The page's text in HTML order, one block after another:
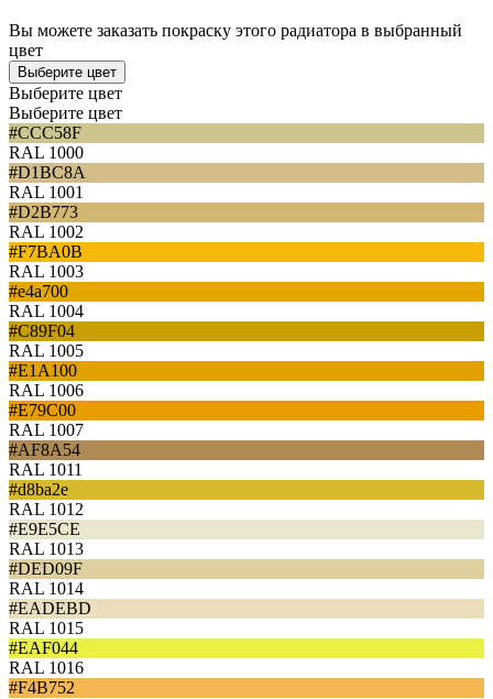
Вы можете заказать покраску этого радиатора в выбранный
цвет
Выберите цвет
Выберите цвет
Выберите цвет
#CCC58F
RAL 1000
#D1BC8A
RAL 1001
#D2B773
RAL 1002
#F7BA0B
RAL 1003
#e4a700
RAL 1004
#C89F04
RAL 1005
#E1A100
RAL 1006
#E79C00
RAL 1007
#AF8A54
RAL 1011
#d8ba2e
RAL 1012
#E9E5CE
RAL 1013
#DED09F
RAL 1014
#EADEBD
RAL 1015
#EAF044
RAL 1016
#F4B752